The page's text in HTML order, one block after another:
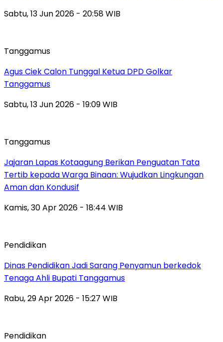
Sabtu, 13 Jun 2026 - 20:58 WIB
Tanggamus
Agus Ciek Calon Tunggal Ketua DPD Golkar
Tanggamus
Sabtu, 13 Jun 2026 - 19:09 WIB
Tanggamus
Jajaran Lapas Kotaagung Berikan Penguatan Tata
Tertib kepada Warga Binaan: Wujudkan Lingkungan
Aman dan Kondusif
Kamis, 30 Apr 2026 - 18:44 WIB
Pendidikan
Dinas Pendidikan Jadi Sarang Penyamun berkedok
Tenaga Ahli Bupati Tanggamus
Rabu, 29 Apr 2026 - 15:27 WIB
Pendidikan